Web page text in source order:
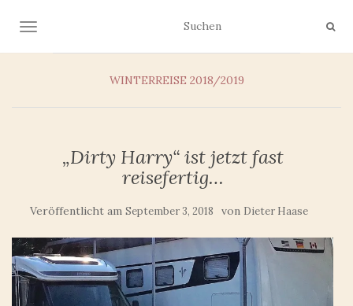
NAVIGATION UMSCHALTEN
WINTERREISE 2018/2019
„Dirty Harry“ ist jetzt fast
reisefertig…
Veröffentlicht am September 3, 2018 von Dieter Haase